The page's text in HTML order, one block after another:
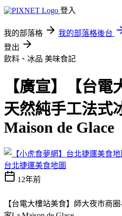
登入
我的部落格 我的部落格後台
登出
飲料、冰品 美味食記
【廣宣】【台電
天然純手工法式
Maison de Glace
台北捷運美食地圖
12年前
【台電大樓站美食】師大夜市商